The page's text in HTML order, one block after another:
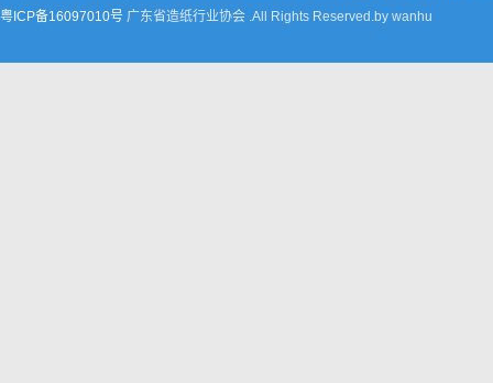
粤ICP备16097010号 广东省造纸行业协会 .All Rights Reserved.by wanhu